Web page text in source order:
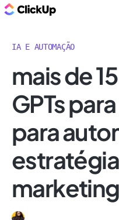
IA E AUTOMAÇÃO
mais de
GPTs
para
marketing